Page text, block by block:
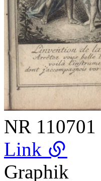
NR 110701
Link
Graphik